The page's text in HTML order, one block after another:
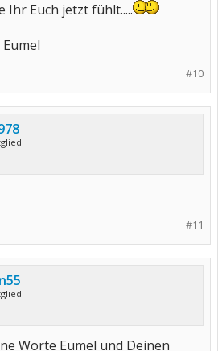
Ihr Euch jetzt fühlt.....
#10
#11
Worte Eumel und Deinen